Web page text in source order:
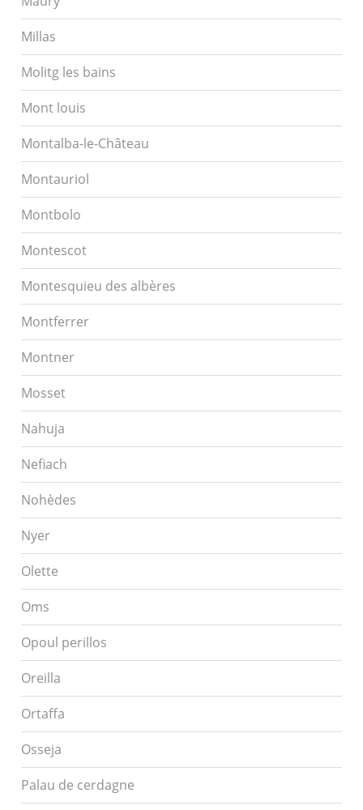
Millas
Molitg les bains
Mont louis
Montalba-le-Château
Montauriol
Montbolo
Montescot
Montesquieu des albères
Montferrer
Montner
Mosset
Nahuja
Nefiach
Nohèdes
Nyer
Olette
Oms
Opoul perillos
Oreilla
Ortaffa
Osseja
Palau de cerdagne